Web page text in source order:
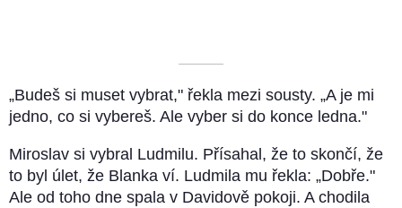
––––––––––
„Budeš si muset vybrat," řekla mezi sousty. „A je mi
jedno, co si vybereš. Ale vyber si do konce ledna."
Miroslav si vybral Ludmilu. Přísahal, že to skončí, že
to byl úlet, že Blanka ví. Ludmila mu řekla: „Dobře."
Ale od toho dne spala v Davidově pokoji. A chodila